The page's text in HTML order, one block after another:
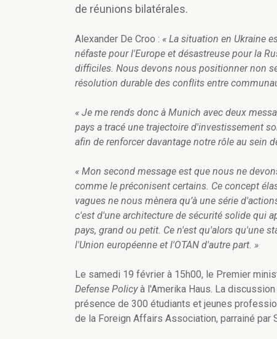
de réunions bilatérales.
Alexander De Croo : « La situation en Ukraine
néfaste pour l'Europe et désastreuse pour la
difficiles. Nous devons nous positionner non
résolution durable des conflits entre
« Je me rends donc à Munich avec deux
pays a tracé une trajectoire d'investissement
afin de renforcer davantage notre rôle au sein
« Mon second message est que nous ne
comme le préconisent certains. Ce concept
vagues ne nous mènera qu’à une série
c'est d'une architecture de sécurité solide qui
pays, grand ou petit. Ce n'est qu'alors qu'une
l'Union européenne et l'OTAN d'autre part. »
Le samedi 19 février à 15h00, le Premier
Defense Policyà l'Amerika Haus. La
présence de 300 étudiants et jeunes
de la Foreign Affairs Association, parrainé par